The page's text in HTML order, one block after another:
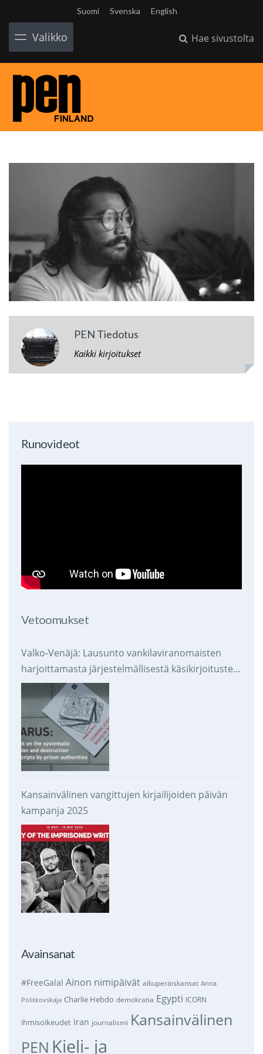
Suomi Svenska English
Valikko Hae sivustolta
PEN Tiedotus
Kaikki kirjoitukset
Runovideot
Vetoomukset
Valko-Venäjä: Lausunto vankilaviranomaisten
harjoittamasta järjestelmällisestä käsikirjoitusten
takavarikoinnista ja tuhoamisesta
Kansainvälinen vangittujen kirjailijoiden päivän
kampanja 2025
Avainsanat
#FreeGalal Ainon nimipäivät alkuperäiskansat Anna
Politkovskaja Charlie Hebdo demokratia Egypti ICORN
ihmisoikeudet Iran journalismi Kansainvälinen
PEN Kieli- ja